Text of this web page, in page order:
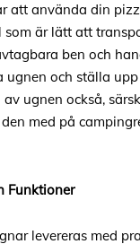
att använda din
som är lätt att
ben och
ugnen och ställa
ugnen också,
med på
Funktioner
levereras med